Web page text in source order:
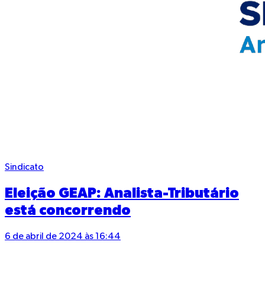
Sindicato
Eleição GEAP: Analista-Tributário
está concorrendo
6 de abril de 2024 às 16:44